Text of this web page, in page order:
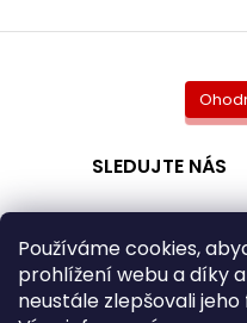
Používáme cookies,
prohlížení webu a díky
neustále zlepšovali
SLEDUJTE NÁS
Copyright 2026
Upravit